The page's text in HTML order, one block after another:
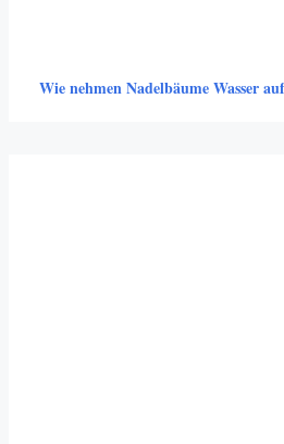
Wie nehmen Nadelbäume Wasser